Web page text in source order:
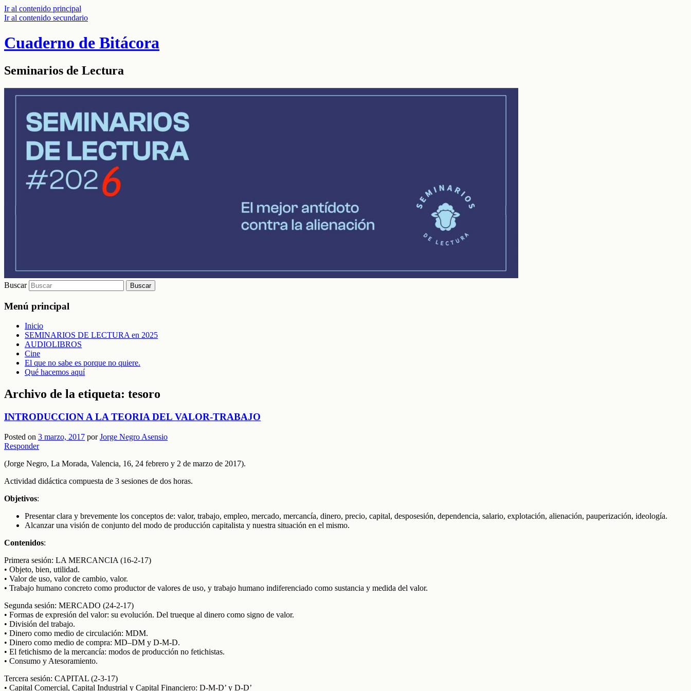
Ir al contenido principal
Ir al contenido secundario
Cuaderno de Bitácora
Seminarios de Lectura
Buscar
Menú principal
Inicio
SEMINARIOS DE LECTURA en 2025
AUDIOLIBROS
Cine
El que no sabe es porque no quiere.
Qué hacemos aquí
Archivo de la etiqueta: tesoro
INTRODUCCION A LA TEORIA DEL VALOR-TRABAJO
Posted on 3 marzo, 2017 porJorge Negro Asensio
Responder
(Jorge Negro, La Morada, Valencia, 16, 24 febrero y 2 de marzo de 2017).
Actividad didáctica compuesta de 3 sesiones de dos horas.
Objetivos:
Presentar clara y brevemente los conceptos de: valor, trabajo, empleo, mercado, mercancía, dinero, precio, capital, desposesión, dependencia, salario, explotación, alienación, pauperización, ideología.
Alcanzar una visión de conjunto del modo de producción capitalista y nuestra situación en el mismo.
Contenidos:
Primera sesión: LA MERCANCIA (16-2-17)
• Objeto, bien, utilidad.
• Valor de uso, valor de cambio, valor.
• Trabajo humano concreto como productor de valores de uso, y trabajo humano indiferenciado como sustancia y medida del valor.
Segunda sesión: MERCADO (24-2-17)
• Formas de expresión del valor: su evolución. Del trueque al dinero como signo de valor.
• División del trabajo.
• Dinero como medio de circulación: MDM.
• Dinero como medio de compra: MD–DM y D-M-D.
• El fetichismo de la mercancía: modos de producción no fetichistas.
• Consumo y Atesoramiento.
Tercera sesión: CAPITAL (2-3-17)
• Capital Comercial, Capital Industrial y Capital Financiero: D-M-D’ y D-D’